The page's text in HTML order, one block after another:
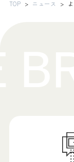
TOP ニュース